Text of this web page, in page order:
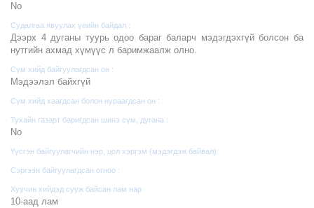
No
Судалгаа явуулах үеийн байдал :
Дээрх 4 дуганы туурь одоо бараг баларч мэдэгдэхгүй болсон ба
нутгийн ахмад хүмүүс л баримжаалж олно.
Сүм хийд байгуулагдсан он :
Мэдээлэл байхгүй
Сүм хийд хаагдсан болон нураагдсан он :
Тухайн газарт баригдсан шинэ сүм, дугана :
No
Үүсгэн байгуулагчийн нэр, цол хэргэм (мэдэгдэж байвал):
Сэргээн байгуулагдсан огноо :
Хуучин хийдэд сууж байсан лам нар
10-аад лам